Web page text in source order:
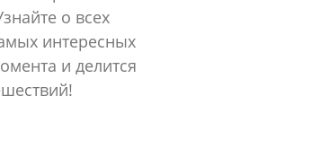
о всех
интересных
и делится